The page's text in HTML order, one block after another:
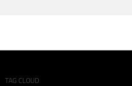
TAG CLOUD